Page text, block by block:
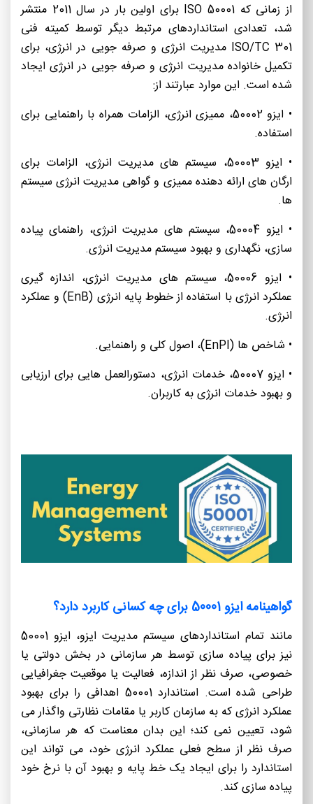
از زمانی که ISO 50001 برای اولین بار در سال 2011 منتشر
شد، تعدادی استانداردهای مرتبط دیگر توسط کمیته فنی
ISO/TC 301 مدیریت انرژی و صرفه جویی در انرژی، برای
تکمیل خانواده مدیریت انرژی و صرفه جویی در انرژی ایجاد
شده است. این موارد عبارتند از:
• ایزو 50002، ممیزی انرژی، الزامات همراه با راهنمایی برای
استفاده.
• ایزو 50003، سیستم های مدیریت انرژی، الزامات برای
ارگان های ارائه دهنده ممیزی و گواهی مدیریت انرژی سیستم
ها.
• ایزو 50004، سیستم های مدیریت انرژی، راهنمای پیاده
سازی، نگهداری و بهبود سیستم مدیریت انرژی.
• ایزو 50006، سیستم های مدیریت انرژی، اندازه گیری
عملکرد انرژی با استفاده از خطوط پایه انرژی (EnB) و عملکرد
انرژی.
• شاخص ها (EnPI)، اصول کلی و راهنمایی.
• ایزو 50007، خدمات انرژی، دستورالعمل هایی برای ارزیابی
و بهبود خدمات انرژی به کاربران.
گواهینامه ایزو 50001 برای چه کسانی کاربرد دارد؟
مانند تمام استانداردهای سیستم مدیریت ایزو، ایزو 50001
نیز برای پیاده سازی توسط هر سازمانی در بخش دولتی یا
خصوصی، صرف نظر از اندازه، فعالیت یا موقعیت جغرافیایی
طراحی شده است. استاندارد 50001 اهدافی را برای بهبود
عملکرد انرژی که به سازمان کاربر یا مقامات نظارتی واگذار می
شود، تعیین نمی کند؛ این بدان معناست که هر سازمانی،
صرف نظر از سطح فعلی عملکرد انرژی خود، می تواند این
استاندارد را برای ایجاد یک خط پایه و بهبود آن با نرخ خود
پیاده سازی کند.